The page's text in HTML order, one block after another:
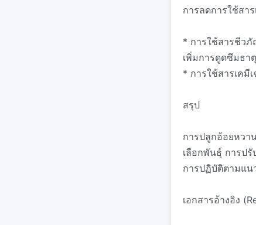
การลดการใช้สา
* การใช้สารชีวภั
เพิ่มการดูดซึมธา
* การใช้สารเคมี
สรุป
การปลูกอ้อยหวา
เลือกพันธุ์ การป
การปฏิบัติตามแน
เอกสารอ้างอิง